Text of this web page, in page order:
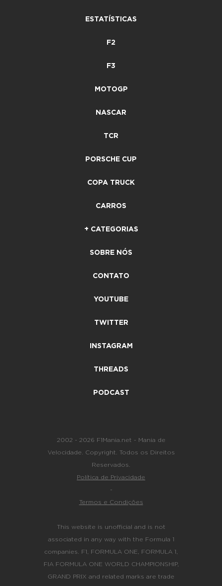
ESTATÍSTICAS
F2
F3
MOTOGP
NASCAR
TCR
PORSCHE CUP
COPA TRUCK
CARROS
+ CATEGORIAS
SOBRE NÓS
CONTATO
YOUTUBE
TWITTER
INSTAGRAM
THREADS
PODCAST
2002 - 2026 F1Mania.net - Mania de
Velocidade. Copyright. Todos os Direitos
Reservados.
Política de Privacidade
-
Termos e Condições
This website is unofficial and is not
associated in any way with the Formula 1
companies. F1, FORMULA ONE, FORMULA 1,
FIA FORMULA ONE WORLD CHAMPIONSHIP,
GRAND PRIX and related marks are trade